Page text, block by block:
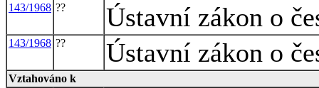
143/1968 ?? Ústavní zákon o
143/1968 ?? Ústavní zákon o
Vztahováno k